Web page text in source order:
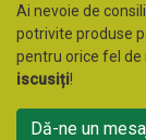
Ai nevoie de
potrivite produse
pentru orice fel de
iscusiți!
Dă-ne un